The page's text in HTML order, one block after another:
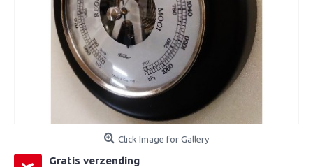
Click Image for Gallery
Gratis verzending